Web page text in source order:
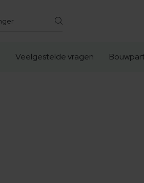
Veelgestelde vragen